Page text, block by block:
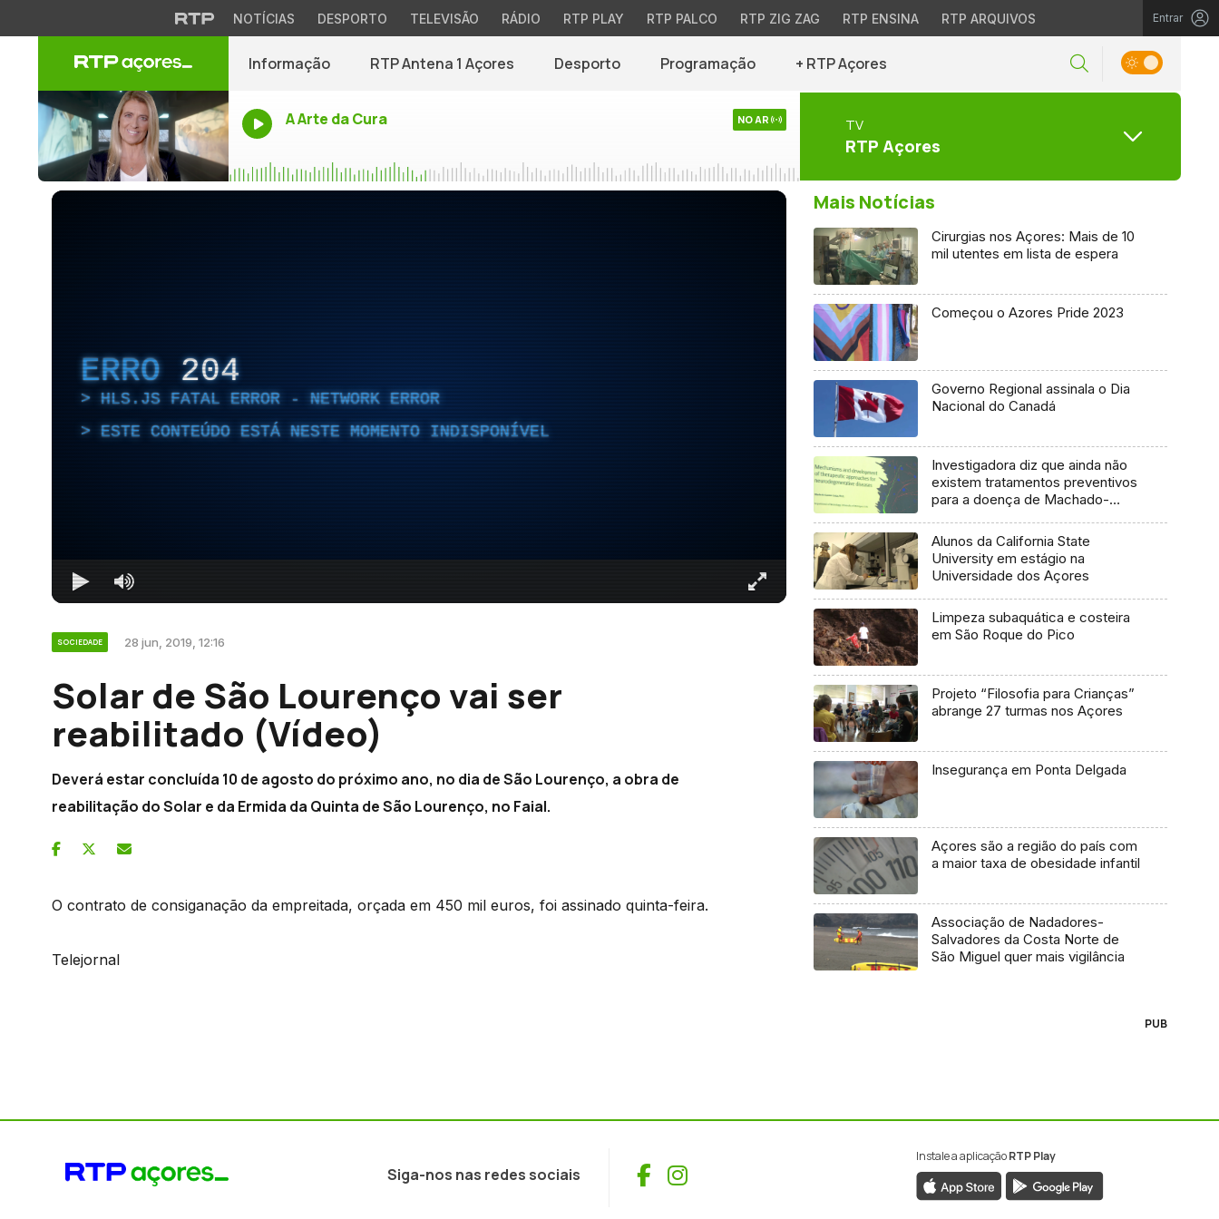
NOTÍCIAS DESPORTO TELEVISÃO RÁDIO RTP PLAY RTP PALCO RTP ZIG ZAG RTP ENSINA RTP ARQUIVOS Entrar
Informação RTP Antena 1 Açores Desporto Programação + RTP Açores
A Arte da Cura NO AR TV
RTP Açores
ERRO 204
HLS.JS FATAL ERROR - NETWORK ERROR
ESTE CONTEÚDO ESTÁ NESTE MOMENTO INDISPONÍVEL
SOCIEDADE 28 jun, 2019, 12:16
Solar de São Lourenço vai ser
reabilitado (Vídeo)
Deverá estar concluída 10 de agosto do próximo ano, no dia de São Lourenço, a obra de
reabilitação do Solar e da Ermida da Quinta de São Lourenço, no Faial.
O contrato de consiganação da empreitada, orçada em 450 mil euros, foi assinado quinta-feira.
Telejornal
Mais Notícias
Cirurgias nos Açores: Mais de 10
mil utentes em lista de espera
Começou o Azores Pride 2023
Governo Regional assinala o Dia
Nacional do Canadá
Investigadora diz que ainda não
existem tratamentos preventivos
para a doença de Machado-
Alunos da California State
University em estágio na
Universidade dos Açores
Limpeza subaquática e costeira
em São Roque do Pico
Projeto “Filosofia para Crianças”
abrange 27 turmas nos Açores
Insegurança em Ponta Delgada
Açores são a região do país com
a maior taxa de obesidade infantil
Associação de Nadadores-
Salvadores da Costa Norte de
São Miguel quer mais vigilância
PUB
Siga-nos nas redes sociais Facebook
Instagram
Instale a aplicaçãoRTP Play